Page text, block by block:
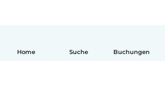
Home Suche Buchungen